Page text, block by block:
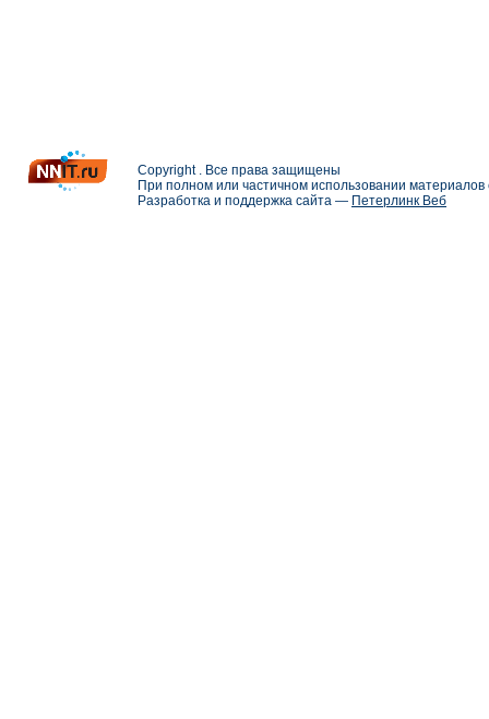
Copyright . Все права защищены
При полном или частичном использовании
Разработка и поддержка сайта — Петерлинк Веб